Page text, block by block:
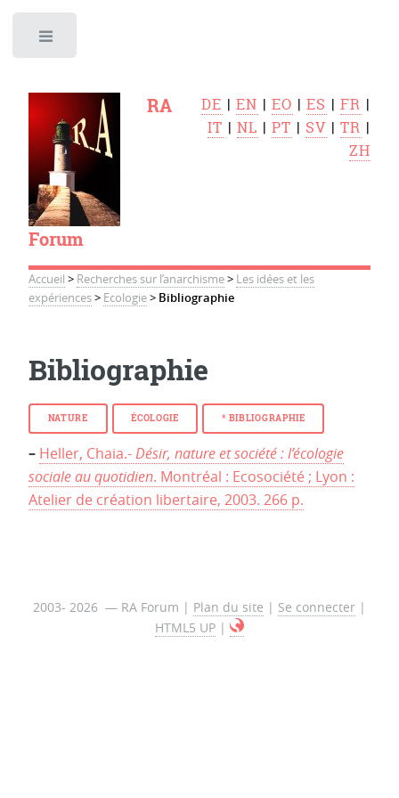
RA
Forum
DE |EN |EO |ES |FR |
IT |NL |PT | SV |TR |
ZH
Accueil > Recherches sur l’anarchisme> Les idées et les
expériences> Ecologie> Bibliographie
Bibliographie
NATURE ÉCOLOGIE * BIBLIOGRAPHIE
– Heller, Chaia.-Désir, nature et société : l’écologie
sociale au quotidien. Montréal : Ecosociété ; Lyon :
Atelier de création libertaire, 2003. 266 p.
2003- 2026 — RA Forum | Plan du site | Se connecter |
HTML5 UP |